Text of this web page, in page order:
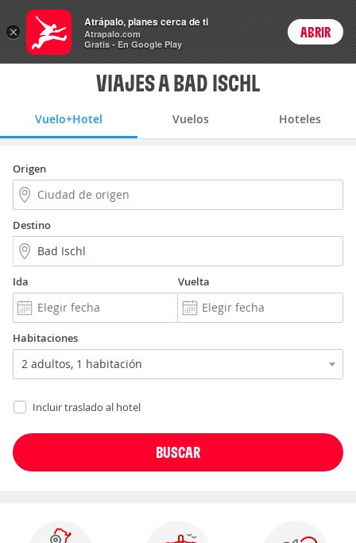
Vuelo+Hotel Precios enPeso
ARSCambiar moneda
Login
VIAJES A BAD ISCHL
Vuelo+Hotel Vuelos Hoteles
Origen
Destino
Ida Vuelta
Habitaciones
Incluir traslado al hotel
×
Atrápalo, planes cerca de ti
Atrapalo.com
Gratis - En Google Play
ABRIR